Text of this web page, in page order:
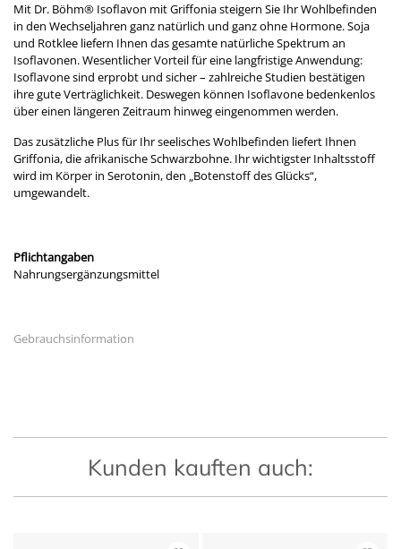
Mit Dr. Böhm® Isoflavon mit Griffonia steigern Sie Ihr Wohlbefinden
in den Wechseljahren ganz natürlich und ganz ohne Hormone. Soja
und Rotklee liefern Ihnen das gesamte natürliche Spektrum an
Isoflavonen. Wesentlicher Vorteil für eine langfristige Anwendung:
Isoflavone sind erprobt und sicher – zahlreiche Studien bestätigen
ihre gute Verträglichkeit. Deswegen können Isoflavone bedenkenlos
über einen längeren Zeitraum hinweg eingenommen werden.
Das zusätzliche Plus für Ihr seelisches Wohlbefinden liefert Ihnen
Griffonia, die afrikanische Schwarzbohne. Ihr wichtigster Inhaltsstoff
wird im Körper in Serotonin, den „Botenstoff des Glücks“,
umgewandelt.
Pflichtangaben
Nahrungsergänzungsmittel
Gebrauchsinformation
Kunden kauften auch: